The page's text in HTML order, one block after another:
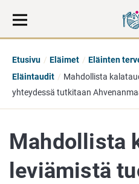
Etusivu Eläimet
Eläinten
Eläintaudit
Mahdollista
yhteydessä tutkitaan
Mahdollista
leviämistä